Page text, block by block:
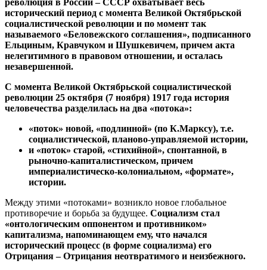
исторический период с момента Великой Октябрьской
социалистической революции и по момент так
называемого «Беловежского соглашения», подписанного
Ельциным, Кравчуком и Шушкевичем, причем акта
нелегитимного в правовом отношении, и осталась
незавершенной.
С момента Великой Октябрьской социалистической
революции 25 октября (7 ноября) 1917 года история
человечества разделилась на два «потока»:
«поток» новой, «подлинной» (по К.Марксу), т.е.
социалистической, планово-управляемой истории,
и «поток» старой, «стихийной», спонтанной, в
рыночно-капиталистическом, причем
империалистическо-колониальном, «формате»,
истории.
Между этими «потоками» возникло новое глобальное
противоречие и борьба за будущее. Социализм стал
«онтологическим оппонентом и противником»
капитализма, напоминающем ему, что начался
исторический процесс (в форме социализма) его
Отрицания – Отрицания неотвратимого и неизбежного.